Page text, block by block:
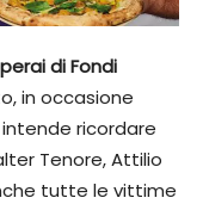
di Fondi
in occasione
ricordare
Tenore, Attilio
tutte le vittime